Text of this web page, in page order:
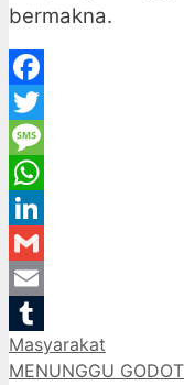
bermakna.
Facebook
Twitter
Message
WhatsApp
LinkedIn
Gmail
Email
Tumblr
Categories
Masyarakat
MENUNGGU